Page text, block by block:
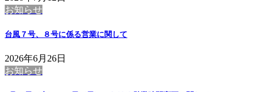
お知らせ
台風７号、８号に係る営業に関して
2026年6月26日
お知らせ